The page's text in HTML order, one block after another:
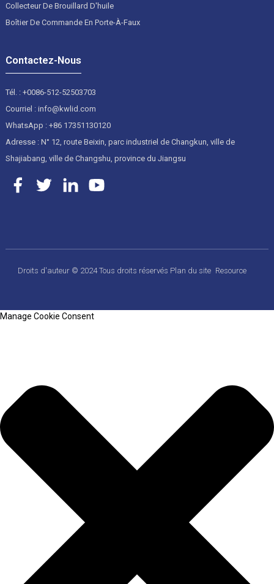
Collecteur De Brouillard D'huile
Boîtier De Commande En Porte-À-Faux
Contactez-Nous
Tél. : +0086-512-52503703
Courriel : info@kwlid.com
WhatsApp : +86 17351130120
Adresse : N° 12, route Beixin, parc industriel de Changkun, ville de
Shajiabang, ville de Changshu, province du Jiangsu
Droits d'auteur © 2024 Tous droits réservés Plan du site Resource
Manage Cookie Consent